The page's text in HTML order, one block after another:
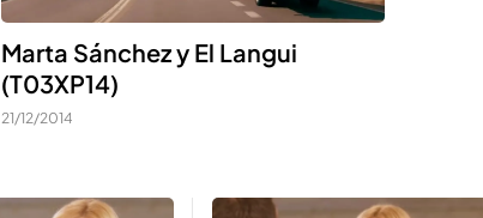
Marta Sánchez y El Langui
(T03XP14)
21/12/2014